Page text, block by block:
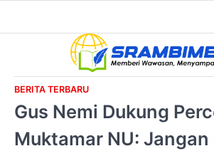
BERITA TERBARU
Gus Nemi Dukung
Muktamar NU: Jangan